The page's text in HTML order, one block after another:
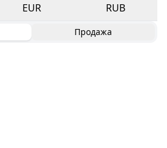
EUR RUB
Продажа